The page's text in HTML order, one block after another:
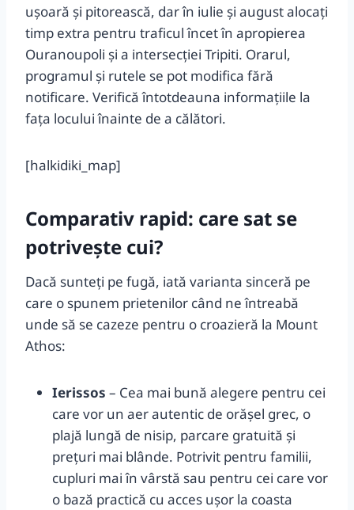
ușoară și pitorească, dar în iulie și august alocați
timp extra pentru traficul încet în apropierea
Ouranoupoli și a intersecției Tripiti. Orarul,
programul și rutele se pot modifica fără
notificare. Verifică întotdeauna informațiile la
fața locului înainte de a călători.
[halkidiki_map]
Comparativ rapid: care sat se
potrivește cui?
Dacă sunteți pe fugă, iată varianta sinceră pe
care o spunem prietenilor când ne întreabă
unde să se cazeze pentru o croazieră la Mount
Athos:
Ierissos – Cea mai bună alegere pentru cei
care vor un aer autentic de orășel grec, o
plajă lungă de nisip, parcare gratuită și
prețuri mai blânde. Potrivit pentru familii,
cupluri mai în vârstă sau pentru cei care vor
o bază practică cu acces ușor la coasta